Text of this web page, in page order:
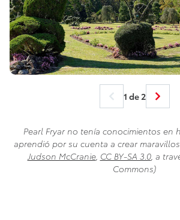
1 de 2
Pearl Fryar no tenía conocimientos en
aprendió por su cuenta a crear
Judson McCranie, CC BY-SA 3.0, a
Commons)